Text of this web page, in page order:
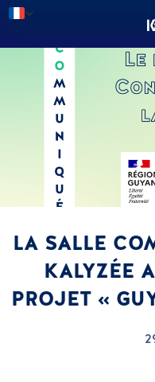
LA SALLE
KALYZÉE
PROJET «